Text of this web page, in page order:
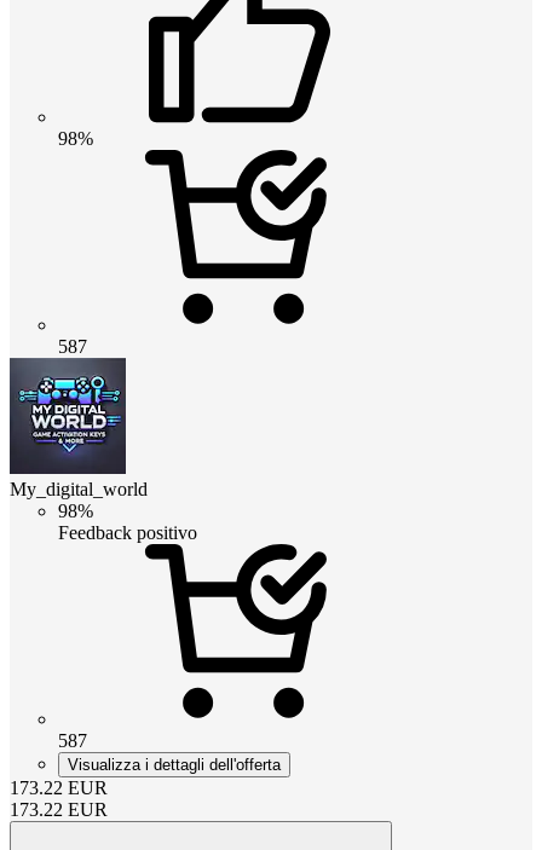
98%
587
My_digital_world
98%
Feedback positivo
587
Visualizza i dettagli dell'offerta
173.22 EUR
173.22 EUR